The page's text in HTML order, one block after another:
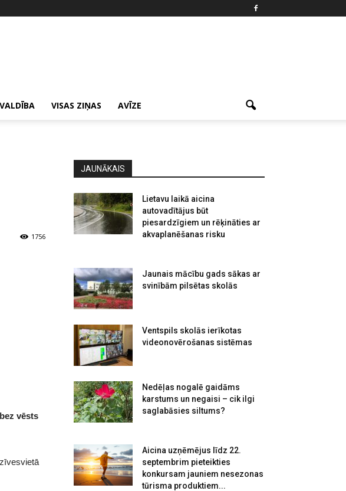
VISAS ZIŅAS AVĪZE
1756
vēsts
JAUNĀKAIS
Lietavu laikā aicina
autovadītājus būt
piesardzīgiem un rēķināties ar
akvaplanēšanas risku
Jaunais mācību gads sākas ar
svinībām pilsētas skolās
Ventspils skolās ierīkotas
videonovērošanas sistēmas
Nedēļas nogalē gaidāms
karstums un negaisi – cik ilgi
saglabāsies siltums?
Aicina uzņēmējus līdz 22.
septembrim pieteikties
konkursam jauniem nesezonas
tūrisma produktiem...